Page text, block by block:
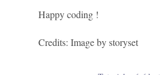
Happy coding !
Credits: Image by storyset